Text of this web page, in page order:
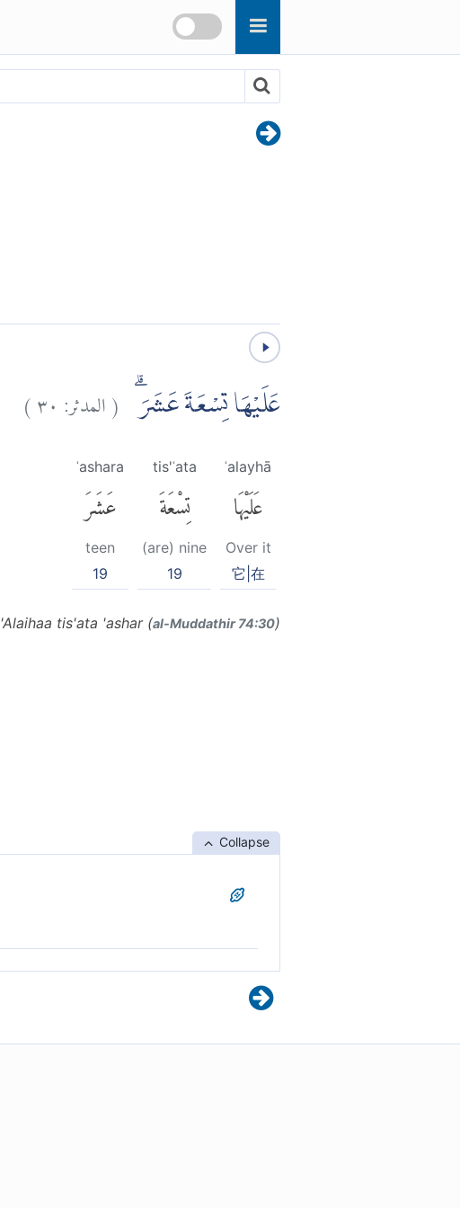
عَلَيْهَا تِسْعَةَ عَشَرَۗ (المدثر: ٣٠)
ʿalayhā
عَلَيْهَا
Over it
它|在
tis'ʿata
تِسْعَةَ
(are) nine
19
ʿashara
عَشَرَ
teen
19
'Alaihaa tis'ata 'ashar (al-Muddathir 74:30)
Collapse